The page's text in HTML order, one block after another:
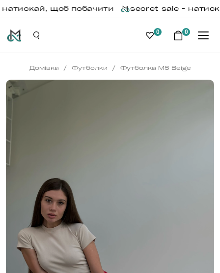
щоб побачити secret sale -
0 0
Домівка / Футболки / Футболка MS Beige